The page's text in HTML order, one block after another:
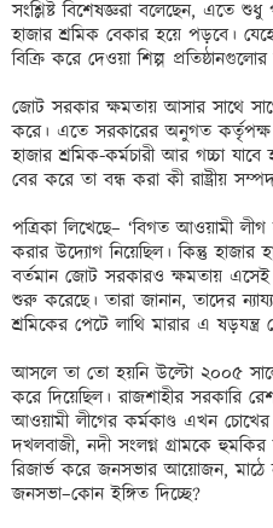
সংশ্লিষ্ট বিশেষজ্ঞরা বলেছেন, এতে
হাজার শ্রমিক বেকার হয়ে পড়বে।
বিক্রি করে দেওয়া শিল্প
জোট সরকার ক্ষমতায় আসার সাথে
করে। এতে সরকারের অনুগত কর্তৃপক্ষ
হাজার শ্রমিক-কর্মচারী আর গচ্চা
বের করে তা বন্ধ করা কী রাষ্ট্রীয়
পত্রিকা লিখেছে– ‘বিগত আওয়ামী লীগ
করার উদ্যোগ নিয়েছিল। কিন্তু হাজার
বর্তমান জোট সরকারও ক্ষমতায় এসেই
শুরু করেছে। তারা জানান, তাদের
শ্রমিকের পেটে লাথি মারার এ
আসলে তা তো হয়নি উল্টো ২০০৫
করে দিয়েছিল। রাজশাহীর সরকারি
আওয়ামী লীগের কর্মকাণ্ড এখন
দখলবাজী, নদী সংলগ্ন গ্রামকে
রিজার্ভ করে জনসভার আয়োজন, মাঠে
জনসভা–কোন ইঙ্গিত দিচ্ছে?